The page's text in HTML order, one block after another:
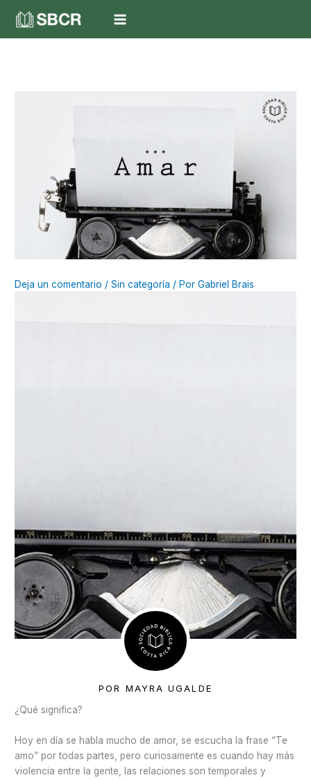
contenido
Deja un comentario /Sin categoría / PorGabriel Brais
POR MAYRA UGALDE
¿Qué significa?
Hoy en día se habla mucho de amor, se escucha la frase “Te
amo” por todas partes, pero curiosamente es cuando hay más
violencia entre la gente, las relaciones son temporales y